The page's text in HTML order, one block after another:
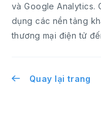
và Google Analytics.
dụng các nền tảng
thương mại điện tử
Quay lại trang